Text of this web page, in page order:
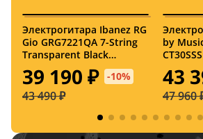
4,6
Электрогитара Ibanez RG
Gio GRG7221QA 7-String
Transparent Black
Sunburst
39 190 ₽ -10%
43 490 ₽
by
Red
43
47 960